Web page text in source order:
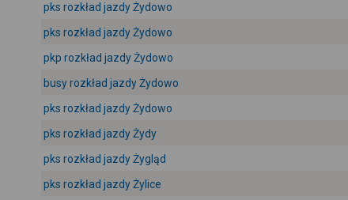
pks rozkład jazdy Żydowo
pks rozkład jazdy Żydowo
pkp rozkład jazdy Żydowo
busy rozkład jazdy Żydowo
pks rozkład jazdy Żydowo
pks rozkład jazdy Żydy
pks rozkład jazdy Żygląd
pks rozkład jazdy Żylice